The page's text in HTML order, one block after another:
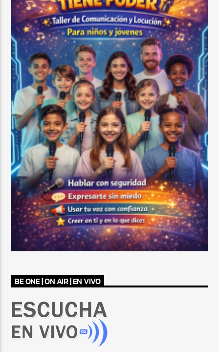
BE ONE | ON AIR | EN VIVO